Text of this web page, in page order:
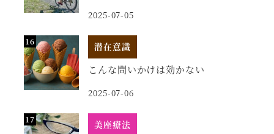
2025-07-05
潜在意識
こんな問いかけは効かない
2025-07-06
美座療法